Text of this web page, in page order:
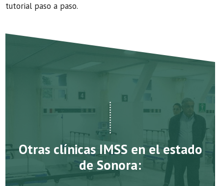
tutorial paso a paso.
Otras clínicas IMSS en el estado
de Sonora: